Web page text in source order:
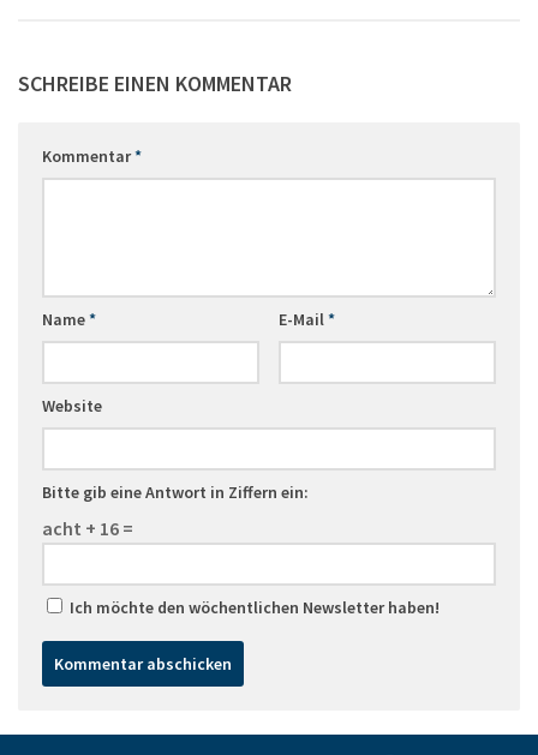
SCHREIBE EINEN KOMMENTAR
Kommentar*
Name* E-Mail*
Website
Bitte gib eine Antwort in Ziffern ein:
acht + 16 =
Ich möchte den wöchentlichen Newsletter haben!